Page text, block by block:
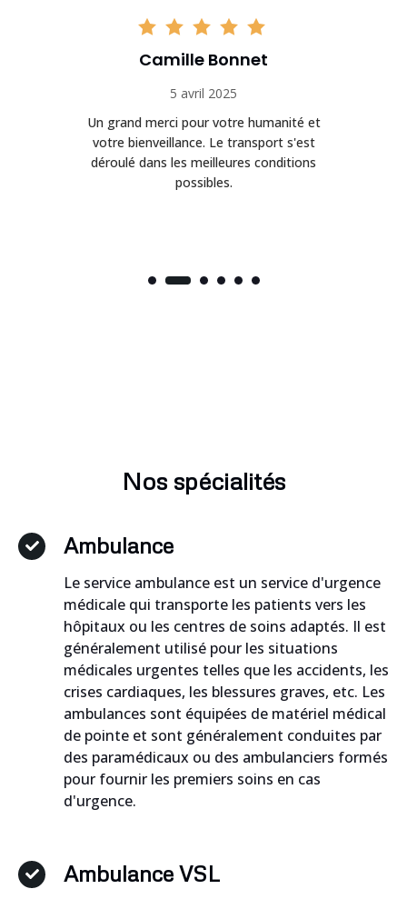
Camille Bonnet
5 avril 2025
Un grand merci pour votre humanité et
votre bienveillance. Le transport s'est
déroulé dans les meilleures conditions
possibles.
Nos spécialités
Ambulance
Le service ambulance est un service d'urgence
médicale qui transporte les patients vers les
hôpitaux ou les centres de soins adaptés. Il est
généralement utilisé pour les situations
médicales urgentes telles que les accidents, les
crises cardiaques, les blessures graves, etc. Les
ambulances sont équipées de matériel médical
de pointe et sont généralement conduites par
des paramédicaux ou des ambulanciers formés
pour fournir les premiers soins en cas
d'urgence.
Ambulance VSL